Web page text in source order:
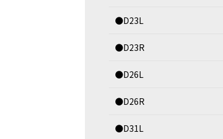
●D23L
●D23R
●D26L
●D26R
●D31L